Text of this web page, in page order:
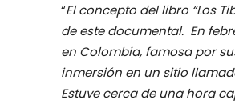
“El concepto del libro “Los
de este documental. En
en Colombia, famosa por
inmersión en un sitio
Estuve cerca de una hora